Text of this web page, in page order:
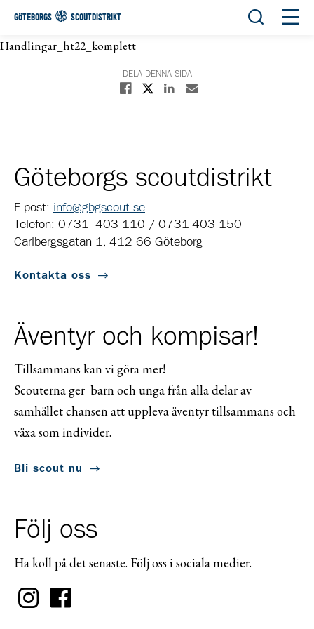
GÖTEBORGS SCOUTDISTRIKT Öppna
Handlingar_ht22_komplett
DELA DENNA SIDA
Dela på Facebook
Dela på XDela på Linkedin
Dela med E-post
Göteborgs scoutdistrikt
E-post: info@gbgscout.se
Telefon: 0731- 403 110 / 0731-403 150
Carlbergsgatan 1, 412 66 Göteborg
Kontakta oss
Äventyr och kompisar!
Tillsammans kan vi göra mer!
Scouterna ger barn och unga från alla delar av
samhället chansen att uppleva äventyr tillsammans och
växa som individer.
Bli scout nu
Följ oss
Ha koll på det senaste. Följ oss i sociala medier.